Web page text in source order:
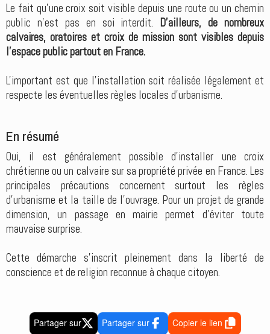
Le fait qu'une croix soit visible depuis une route ou un chemin
public n'est pas en soi interdit. D'ailleurs, de nombreux
calvaires, oratoires et croix de mission sont visibles depuis
l'espace public partout en France.
L'important est que l'installation soit réalisée légalement et
respecte les éventuelles règles locales d'urbanisme.
En résumé
Oui, il est généralement possible d'installer une croix
chrétienne ou un calvaire sur sa propriété privée en France. Les
principales précautions concernent surtout les règles
d'urbanisme et la taille de l'ouvrage. Pour un projet de grande
dimension, un passage en mairie permet d'éviter toute
mauvaise surprise.
Cette démarche s'inscrit pleinement dans la liberté de
conscience et de religion reconnue à chaque citoyen.
Partager sur Partager sur Copier le lien